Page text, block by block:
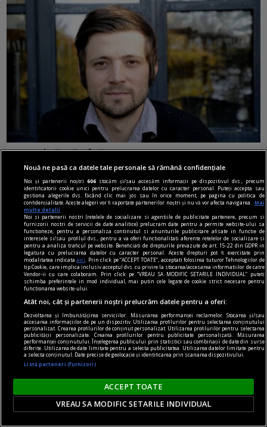
poemul săptămînii
Relicve, ustensile
Tocmai îmi vin în minte spălarea picioarelor,
Ciubotele lui van Gogh
material susținut de iqos
Omid Ghannadi, creatorul instalației IQOS x
DIPLOMA: Apreciez că sînt companii care se
Nouă ne pasă ca datele tale personale să rămână confidențiale
Noi și partenerii noștri606 stocăm și/sau accesăm informații pe dispozitivul dvs., precum
identificatorii cookie unici pentru prelucrarea datelor cu caracter personal. Puteți accepta sau
gestiona alegerile dvs. făcând clic mai jos sau în orice moment, pe pagina cu politica de
confidențialitate. Aceste alegeri vor fi raportate partenerilor noștri și nu vă vor afecta navigarea.
Mai
multe detalii
Noi si partenerii nostri (retelele de socializare si agentiile de publicitate partenere, precum si
furnizorii nostri de servicii de date analitice) prelucram date pentru a permite website-ului sa
functioneze, pentru a personaliza continutul si anunturile publicitare afisate in functie de
interesele si/sau profilul dvs., pentru a va oferi functionalitati aferente retelelor de socializare si
pentru a analiza traficul pe website. Beneficiati de drepturile prevazute de art. 15-22 din GDPR in
legatura cu prelucrarea datelor cu caracter personal. Aceste drepturi pot fi exercitate prin
modalitatea indicataaici
. Prin click pe “ACCEPT TOATE”, acceptati folosirea tuturor Tehnologiilor de
tip Cookie, care implica inclusiv acceptul dvs. cu privire la stocarea/accesarea informatiilor de catre
Vendor-ii cu care colaboram. Prin click pe “VREAU SA MODIFIC SETARILE INDIVIDUAL” puteti
schimba preferintele in mod individual, mai putin cele legate de cookie strict necesare pentru
functionarea website-ului.
Atât noi, cât și partenerii noștri prelucrăm datele pentru a oferi:
Dezvoltarea și îmbunătățirea serviciilor. Măsurarea performanței reclamelor. Stocarea și/sau
accesarea informațiilor de pe un dispozitiv. Utilizarea profilurilor pentru selectarea conținutului
personalizat. Crearea profilurilor de conținut personalizat. Utilizarea profilurilor pentru selectarea
publicității personalizate. Crearea profilurilor pentru publicitate personalizată. Măsurarea
performanței conținutului. Înțelegerea publicului prin statistici sau combinații de date din surse
diferite. Utilizarea de date limitate pentru a selecta publicitatea. Utilizarea datelor limitate pentru
a selecta conținutul. Date precise de geolocație și identificarea prin scanarea dispozitivului.
Listă parteneri (furnizori)
ACCEPT TOATE
VREAU SA MODIFIC SETARILE INDIVIDUAL